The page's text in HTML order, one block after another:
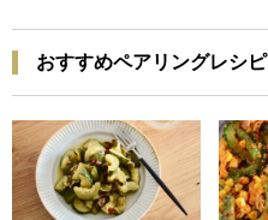
おすすめペアリングレシ